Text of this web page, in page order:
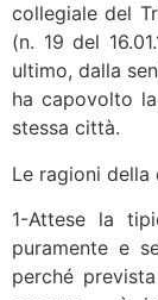
collegiale del
(n. 19 del
ultimo, dalla
ha capovolto
stessa città.
Le ragioni della
1-Attese la
puramente e
perché